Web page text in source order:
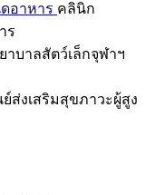
อาหาร คลินิก
ร
าบาลสัตว์เล็กจุฬาฯ
ส่งเสริมสุขภาวะผู้สูง